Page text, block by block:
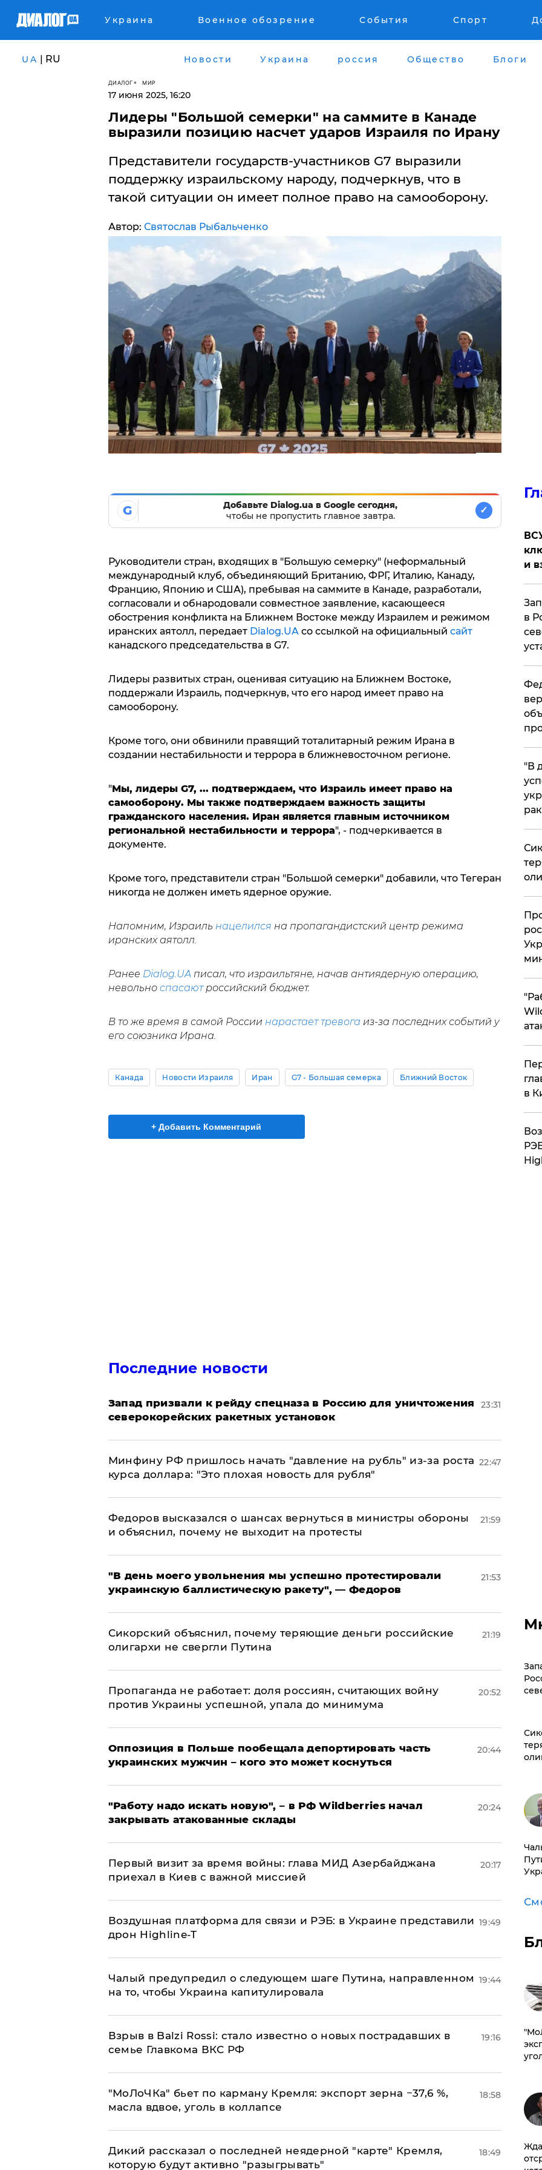
Украина Военное обозрение События Спорт
UA | RU Новости Украина россия Общество Блоги
ДИАЛОГ МИР
17 июня 2025, 16:20
Лидеры "Большой семерки" на саммите в Канаде
выразили позицию насчет ударов Израиля по Ирану
Представители государств-участников G7 выразили
поддержку израильскому народу, подчеркнув, что в
такой ситуации он имеет полное право на самооборону.
Автор: Святослав Рыбальченко
G
Добавьте Dialog.ua в Google сегодня,
чтобы не пропустить главное завтра.
✓
Руководители стран, входящих в "Большую семерку" (неформальный
международный клуб, объединяющий Британию, ФРГ, Италию, Канаду,
Францию, Японию и США), пребывая на саммите в Канаде, разработали,
согласовали и обнародовали совместное заявление, касающееся
обострения конфликта на Ближнем Востоке между Израилем и режимом
иранских аятолл, передает Dialog.UAсо ссылкой на официальный сайт
канадского председательства в G7.
Лидеры развитых стран, оценивая ситуацию на Ближнем Востоке,
поддержали Израиль, подчеркнув, что его народ имеет право на
самооборону.
Кроме того, они обвинили правящий тоталитарный режим Ирана в
создании нестабильности и террора в ближневосточном регионе.
"Мы, лидеры G7, ... подтверждаем, что Израиль имеет право на
самооборону. Мы также подтверждаем важность защиты
гражданского населения. Иран является главным источником
региональной нестабильности и террора", - подчеркивается в
документе.
Кроме того, представители стран "Большой семерки" добавили, что Тегеран
никогда не должен иметь ядерное оружие.
Напомним, Израиль нацелился на пропагандистский центр режима
иранских аятолл.
Ранее Dialog.UA писал, что израильтяне, начав антиядерную операцию,
невольно спасаютроссийский бюджет.
В то же время в самой России нарастает тревога из-за последних событий у
его союзника Ирана.
Канада Новости Израиля Иран G7 - Большая семерка Ближний Восток
+ Добавить Комментарий
Последние новости
Запад призвали к рейду спецназа в Россию для уничтожения
северокорейских ракетных установок
23:31
Минфину РФ пришлось начать "давление на рубль" из-за роста
курса доллара: "Это плохая новость для рубля"
22:47
Федоров высказался о шансах вернуться в министры обороны
и объяснил, почему не выходит на протесты
21:59
​"В день моего увольнения мы успешно протестировали
украинскую баллистическую ракету", — Федоров
21:53
Сикорский объяснил, почему теряющие деньги российские
олигархи не свергли Путина
21:19
​Пропаганда не работает: доля россиян, считающих войну
против Украины успешной, упала до минимума
20:52
Оппозиция в Польше пообещала депортировать часть
украинских мужчин – кого это может коснуться
20:44
"Работу надо искать новую", – в РФ Wildberries начал
закрывать атакованные склады
20:24
Первый визит за время войны: глава МИД Азербайджана
приехал в Киев с важной миссией
20:17
Воздушная платформа для связи и РЭБ: в Украине представили
дрон Highline-T
19:49
Чалый предупредил о следующем шаге Путина, направленном
на то, чтобы Украина капитулировала
19:44
Взрыв в Balzi Rossi: стало известно о новых пострадавших в
семье Главкома ВКС РФ
19:16
​"МоЛоЧКа" бьет по карману Кремля: экспорт зерна −37,6 %,
масла вдвое, уголь в коллапсе
18:58
Дикий рассказал о последней неядерной "карте" Кремля,
которую будут активно "разыгрывать"
18:49
и
в
​"В
в